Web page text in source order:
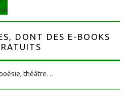
DONT DES E-BOOKS
théâtre…